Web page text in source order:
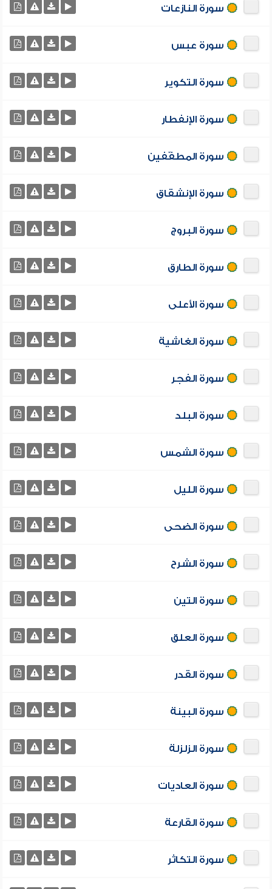
سورة النازعات
سورة عبس
سورة التكوير
سورة الإنفطار
سورة المطفّفين
سورة الإنشقاق
سورة البروج
سورة الطارق
سورة الأعلى
سورة الغاشية
سورة الفجر
سورة البلد
سورة الشمس
سورة الليل
سورة الضحى
سورة الشرح
سورة التين
سورة العلق
سورة القدر
سورة البينة
سورة الزلزلة
سورة العاديات
سورة القارعة
سورة التكاثر